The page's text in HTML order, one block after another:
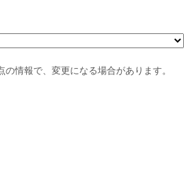
情報で、変更になる場合があります。